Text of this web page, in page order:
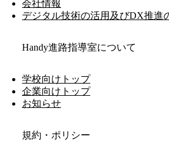
会社情報
デジタル技術の活用及びDX推進
Handy進路指導室について
学校向けトップ
企業向けトップ
お知らせ
規約・ポリシー